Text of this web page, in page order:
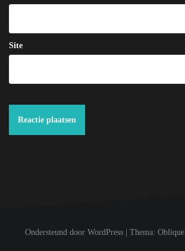
Site
Ondersteund door WordPress Thema: Oblique